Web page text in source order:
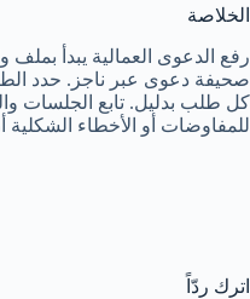
الخلاصة
رفع الدعوى العمالية يبدأ بملف
صحيفة دعوى عبر ناجز. حدد
كل طلب بدليل. تابع الجلسات
للمفاوضات أو الأخطاء
اترك ردّاً